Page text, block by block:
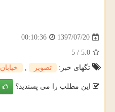
1397/07/20
00:10:36
5.0
/
5
تگهای خبر:
تصویر , خیابان
این مطلب را می پسندید؟